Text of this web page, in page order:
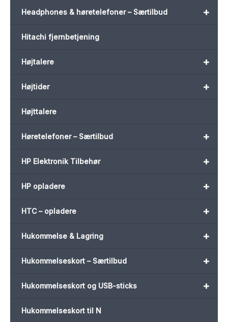
+
Headphones & høretelefoner – Særtilbud
Hitachi fjernbetjening
+
Højtalere
+
Højtider
Højttalere
+
Høretelefoner – Særtilbud
+
HP Elektronik Tilbehør
+
HP opladere
+
HTC – opladere
+
Hukommelse & Lagring
+
Hukommelseskort – Særtilbud
+
Hukommelseskort og USB-sticks
Hukommelseskort til N